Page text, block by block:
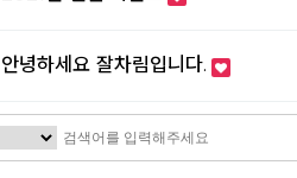
안녕하세요 잘차림입니다.